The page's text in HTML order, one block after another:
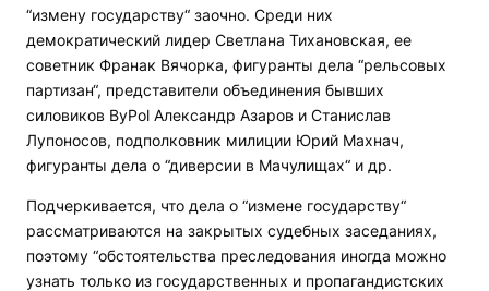
“измену государству“ заочно. Среди них
демократический лидер Светлана Тихановская, ее
советник Франак Вячорка, фигуранты дела “рельсовых
партизан“, представители объединения бывших
силовиков ByPol Александр Азаров и Станислав
Лупоносов, подполковник милиции Юрий Махнач,
фигуранты дела о “диверсии в Мачулищах“ и др.
Подчеркивается, что дела о “измене государству“
рассматриваются на закрытых судебных заседаниях,
поэтому “обстоятельства преследования иногда можно
узнать только из государственных и пропагандистских